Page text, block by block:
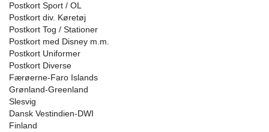
Postkort Sport / OL
Postkort div. Køretøj
Postkort Tog / Stationer
Postkort med Disney m.m.
Postkort Uniformer
Postkort Diverse
Færøerne-Faro Islands
Grønland-Greenland
Slesvig
Dansk Vestindien-DWI
Finland